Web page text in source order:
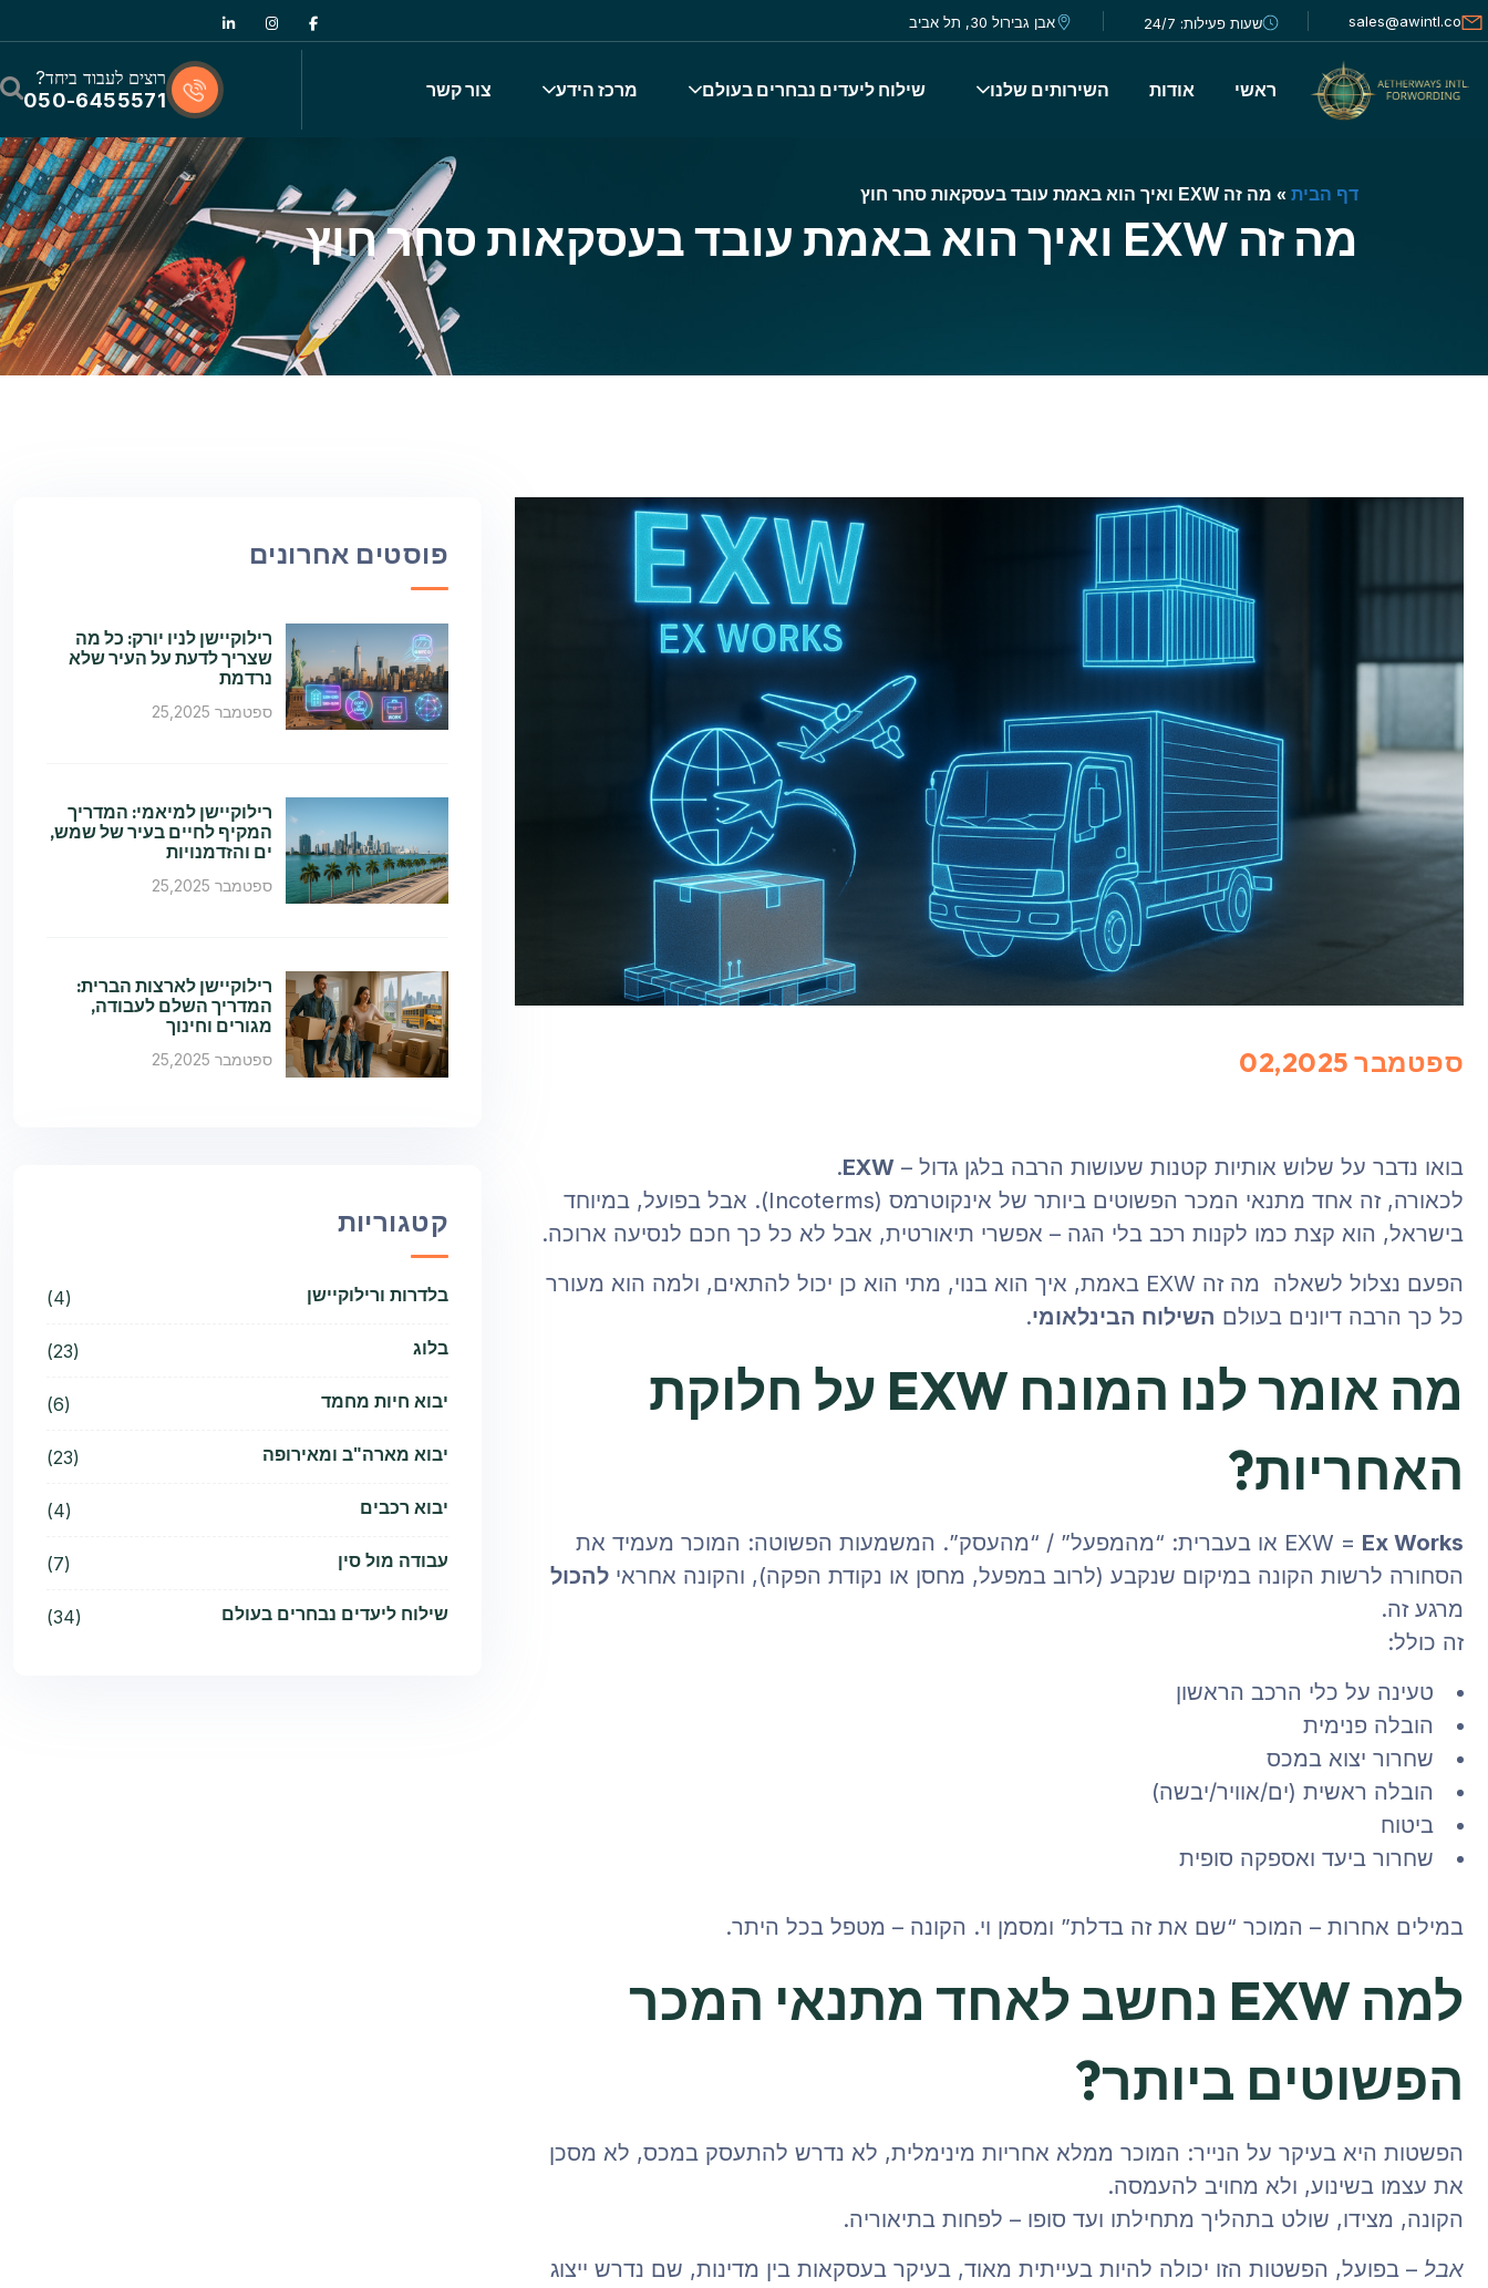
sales@awintl.co שעות פעילות: 24/7 אבן גבירול 30, תל אביב
ראשי אודות השירותים שלנו שילוח ליעדים נבחרים בעולם מרכז הידע צור קשר
רוצים לעבוד ביחד?
050-6455571
דף הבית » מה זה EXW ואיך הוא באמת עובד בעסקאות סחר חוץ
מה זה EXW ואיך הוא באמת עובד בעסקאות סחר חוץ
ספטמבר 02,2025
בואו נדבר על שלוש אותיות קטנות שעושות הרבה בלגן גדול – EXW
.
לכאורה, זה אחד מתנאי המכר הפשוטים ביותר של אינקוטרמס (Incoterms). אבל בפועל, במיוחד
בישראל, הוא קצת כמו לקנות רכב בלי הגה – אפשרי תיאורטית, אבל לא כל כך חכם לנסיעה ארוכה.
הפעם נצלול לשאלה מה זה EXW באמת, איך הוא בנוי, מתי הוא כן יכול להתאים, ולמה הוא מעורר
כל כך הרבה דיונים בעולם השילוח הבינלאומי.
מה אומר לנו המונח EXW על חלוקת
האחריות?
EXW = Ex Works
או בעברית: “מהמפעל” / “מהעסק”. המשמעות הפשוטה: המוכר מעמיד את
הסחורה לרשות הקונה במיקום שנקבע (לרוב במפעל, מחסן או נקודת הפקה), והקונה אחראי להכול
מרגע זה.
זה כולל:
טעינה על כלי הרכב הראשון
הובלה פנימית
שחרור יצוא במכס
הובלה ראשית (ים/אוויר/יבשה)
ביטוח
שחרור ביעד ואספקה סופית
במילים אחרות – המוכר “שם את זה בדלת” ומסמן וי. הקונה – מטפל בכל היתר.
למה EXW נחשב לאחד מתנאי המכר
הפשוטים ביותר?
הפשטות היא בעיקר על הנייר: המוכר ממלא אחריות מינימלית, לא נדרש להתעסק במכס, לא מסכן
את עצמו בשינוע, ולא מחויב להעמסה.
הקונה, מצידו, שולט בתהליך מתחילתו ועד סופו – לפחות בתיאוריה.
אבל – בפועל, הפשטות הזו יכולה להיות בעייתית מאוד, בעיקר בעסקאות בין מדינות, שם נדרש ייצוג
פוסטים אחרונים
רילוקיישן לניו יורק: כל מה
שצריך לדעת על העיר שלא
נרדמת
ספטמבר 25,2025
רילוקיישן למיאמי: המדריך
המקיף לחיים בעיר של שמש,
ים והזדמנויות
ספטמבר 25,2025
רילוקיישן לארצות הברית:
המדריך השלם לעבודה,
מגורים וחינוך
ספטמבר 25,2025
קטגוריות
בלדרות ורילוקיישן (4)
בלוג (23)
יבוא חיות מחמד (6)
יבוא מארה"ב ומאירופה (23)
יבוא רכבים (4)
עבודה מול סין (7)
שילוח ליעדים נבחרים בעולם (34)